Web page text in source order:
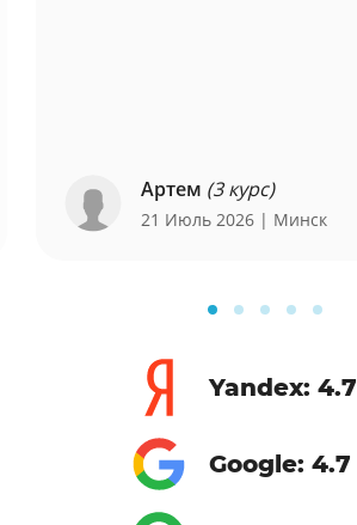
Артем (3 курс)
21 Июль 2026 | Минск
Yandex: 4.7
Google: 4.7